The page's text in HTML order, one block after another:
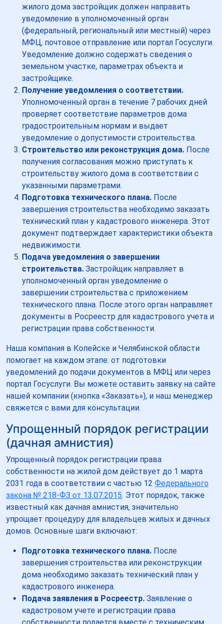
жилого дома застройщик должен направить
уведомление в уполномоченный орган
(федеральный, региональный или местный) через
МФЦ, почтовое отправление или портал Госуслуги.
Уведомление должно содержать сведения о
земельном участке, параметрах объекта и
застройщике.
Получение уведомления о соответствии.
Уполномоченный орган в течение 7 рабочих дней
проверяет соответствие параметров дома
градостроительным нормам и выдает
уведомление о допустимости строительства.
Строительство или реконструкция дома. После
получения согласования можно приступать к
строительству жилого дома в соответствии с
указанными параметрами.
Подготовка технического плана. После
завершения строительства необходимо заказать
технический план у кадастрового инженера. Этот
документ подтверждает характеристики объекта
недвижимости.
Подача уведомления о завершении
строительства. Застройщик направляет в
уполномоченный орган уведомление о
завершении строительства с приложением
технического плана. После этого орган направляет
документы в Росреестр для кадастрового учета и
регистрации права собственности.
Наша компания в Копейске и Челябинской области
помогает на каждом этапе: от подготовки
уведомлений до подачи документов в МФЦ или через
портал Госуслуги. Вы можете оставить заявку на сайте
нашей компании (кнопка «Заказать»), и наш менеджер
свяжется с вами для консультации.
Упрощенный порядок регистрации
(дачная амнистия)
Упрощенный порядок регистрации права
собственности на жилой дом действует до 1 марта
2031 года в соответствии с частью 12 Федерального
закона № 218-ФЗ от 13.07.2015. Этот порядок, также
известный как дачная амнистия, значительно
упрощает процедуру для владельцев жилых и дачных
домов. Основные шаги включают:
Подготовка технического плана. После
завершения строительства или реконструкции
дома необходимо заказать технический план у
кадастрового инженера.
Подача заявления в Росреестр. Заявление о
кадастровом учете и регистрации права
собственности подается вместе с техническим